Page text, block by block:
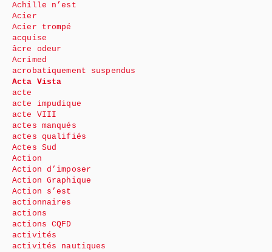
Achille n’est
Acier
Acier trompé
acquise
âcre odeur
Acrimed
acrobatiquement suspendus
Acta Vista
acte
acte impudique
acte VIII
actes manqués
actes qualifiés
Actes Sud
Action
Action d’imposer
Action Graphique
Action s’est
actionnaires
actions
actions CQFD
activités
activités nautiques